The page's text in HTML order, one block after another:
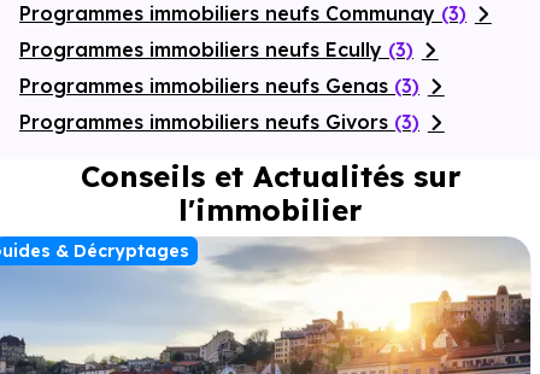
Programmes immobiliers neufs Communay (3)
Programmes immobiliers neufs Ecully (3)
Programmes immobiliers neufs Genas (3)
Programmes immobiliers neufs Givors (3)
Conseils et Actualités sur
l'immobilier
& Décryptages